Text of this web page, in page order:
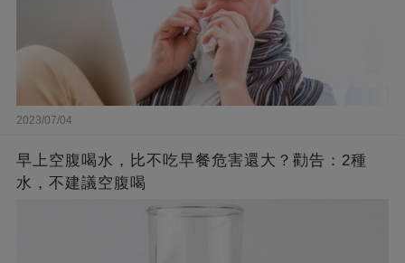
2023/07/04
早上空腹喝水，比不吃早餐危害還大？勸告：2種
水，不建議空腹喝